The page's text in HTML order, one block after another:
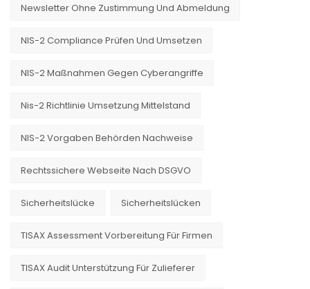
Newsletter Ohne Zustimmung Und Abmeldung
NIS-2 Compliance Prüfen Und Umsetzen
NIS-2 Maßnahmen Gegen Cyberangriffe
Nis-2 Richtlinie Umsetzung Mittelstand
NIS-2 Vorgaben Behörden Nachweise
Rechtssichere Webseite Nach DSGVO
Sicherheitslücke Sicherheitslücken
TISAX Assessment Vorbereitung Für Firmen
TISAX Audit Unterstützung Für Zulieferer